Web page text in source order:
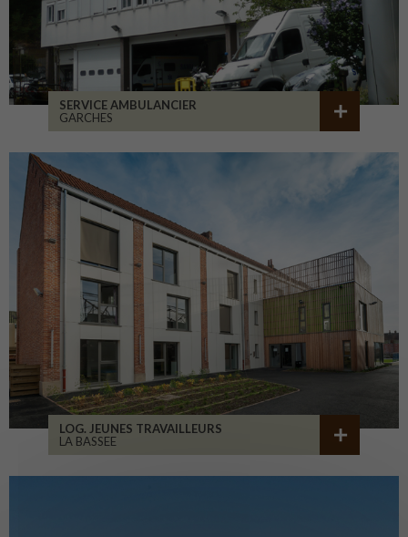
SERVICE AMBULANCIER
GARCHES
LOG. JEUNES TRAVAILLEURS
LA BASSEE